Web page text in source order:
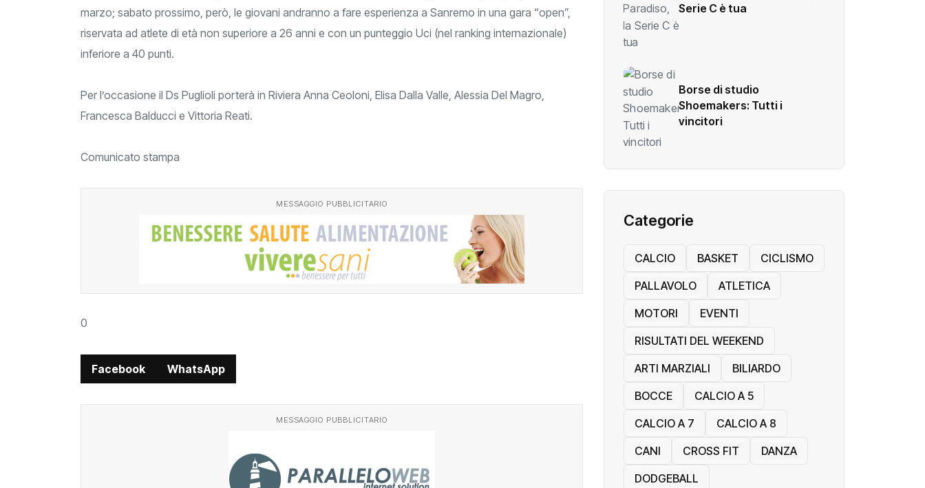
marzo; sabato prossimo, però, le giovani andranno a fare esperienza a Sanremo in una gara “open”,
riservata ad atlete di età non superiore a 26 anni e con un punteggio Uci (nel ranking internazionale)
inferiore a 40 punti.
Per l’occasione il Ds Puglioli porterà in Riviera Anna Ceoloni, Elisa Dalla Valle, Alessia Del Magro,
Francesca Balducci e Vittoria Reati.
Comunicato stampa
MESSAGGIO PUBBLICITARIO
0
Facebook WhatsApp
MESSAGGIO PUBBLICITARIO
Serie C è tua
Borse di studio
Shoemakers: Tutti i
vincitori
Categorie
CALCIO BASKET
CICLISMO
PALLAVOLO
ATLETICA
MOTORI
EVENTI
RISULTATI DEL WEEKEND
ARTI MARZIALI
BILIARDO
BOCCE
CALCIO A 5
CALCIO A 7
CALCIO A 8
CANI
CROSS FIT
DANZA
DODGEBALL